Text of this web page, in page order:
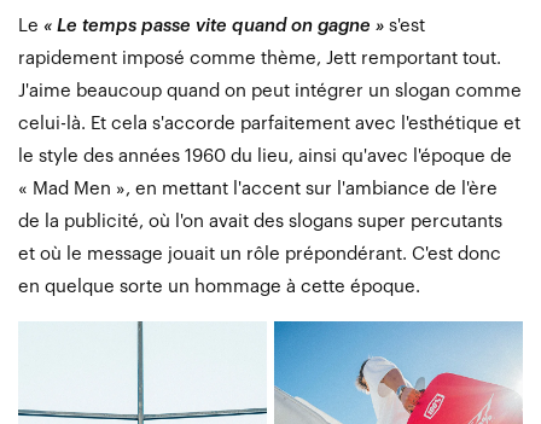
Le « Le temps passe vite quand on gagne » s'est
rapidement imposé comme thème, Jett remportant tout.
J'aime beaucoup quand on peut intégrer un slogan comme
celui-là. Et cela s'accorde parfaitement avec l'esthétique et
le style des années 1960 du lieu, ainsi qu'avec l'époque de
« Mad Men », en mettant l'accent sur l'ambiance de l'ère
de la publicité, où l'on avait des slogans super percutants
et où le message jouait un rôle prépondérant. C'est donc
en quelque sorte un hommage à cette époque.